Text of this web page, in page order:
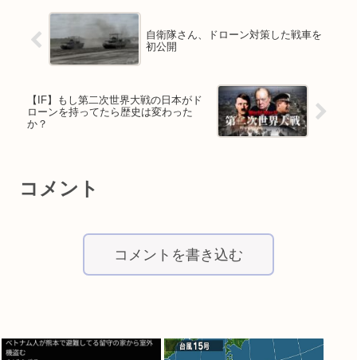
自衛隊さん、ドローン対策した戦車を
初公開
【IF】もし第二次世界大戦の日本がド
ローンを持ってたら歴史は変わった
か？
コメント
コメントを書き込む